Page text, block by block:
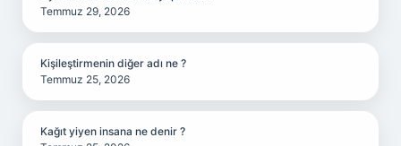
Temmuz 29, 2026
Kişileştirmenin diğer adı ne ?
Temmuz 25, 2026
Kağıt yiyen insana ne denir ?